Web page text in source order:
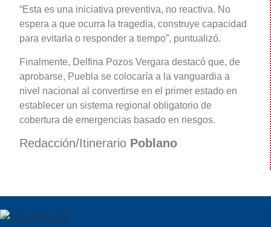
“Esta es una iniciativa preventiva, no reactiva. No
espera a que ocurra la tragedia, construye capacidad
para evitarla o responder a tiempo”, puntualizó.
Finalmente, Delfina Pozos Vergara destacó que, de
aprobarse, Puebla se colocaría a la vanguardia a
nivel nacional al convertirse en el primer estado en
establecer un sistema regional obligatorio de
cobertura de emergencias basado en riesgos.
Redacción/Itinerario Poblano